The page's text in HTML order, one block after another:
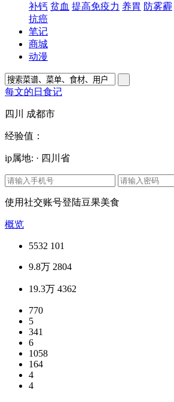
补钙 贫血 提高免疫力 养胃 防雾霾
抗癌
笔记
商城
动漫
每文的日食记
四川 成都市
经验值：
ip属地: · 四川省
使用社交账号登陆豆果美食
概览
5532 101
9.8万 2804
19.3万 4362
770
5
341
6
1058
164
4
4